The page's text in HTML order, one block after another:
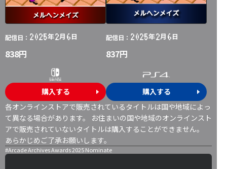
配信日： 2025年2月 6日
838円
購入する
配信日： 2025年2月 6日
837円
購入する
各オンラインストアで販売されているタイトルは国や地域によっ
て異なる場合があります。 お住まいの国や地域のオンラインスト
アで販売されていないタイトルは購入することができません。
あらかじめご了承お願いします。
#Arcade Archives Awards 2025 Nominate